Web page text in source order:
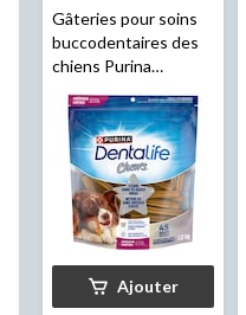
Gâteries pour soins
buccodentaires des
chiens Purina
DentaLife
chiens de moyennes
races, paq. 45, 1,12 kg
Ajouter